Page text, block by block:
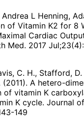
L Henning,
of Vitamin K2 for 8
Cardiac
Med. 2017
C. H., Stafford, D.
(2011). A hetero-
vitamin K
K cycle. Journal
149